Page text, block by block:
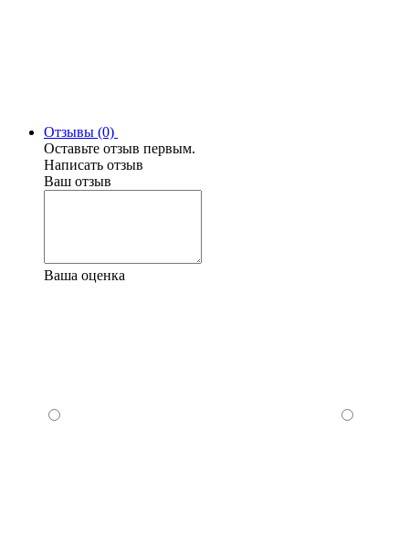
Отзывы (0)
Оставьте отзыв первым.
Написать отзыв
Ваш отзыв
Ваша оценка